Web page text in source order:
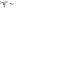
～